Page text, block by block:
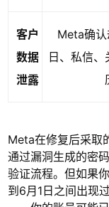
客户
数据
泄露
Meta确
日、私信
Meta在修复后采取
通过漏洞生成的密
验证流程。但如果
到6月1日之间出现